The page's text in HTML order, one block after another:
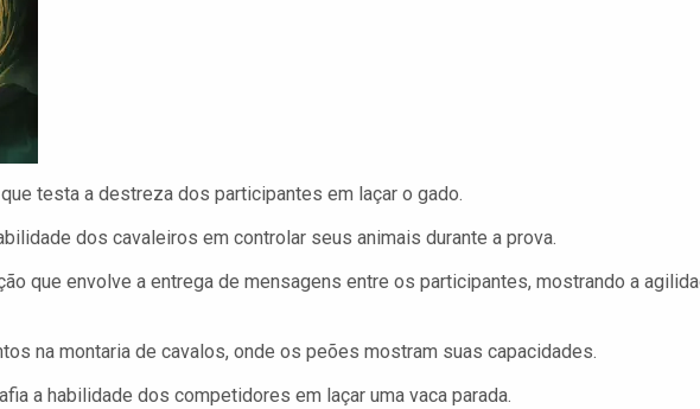
testa a destreza dos participantes em laçar o gado.
dos cavaleiros em controlar seus animais durante a prova.
que envolve a entrega de mensagens entre os participantes, mostrando a
na montaria de cavalos, onde os peões mostram suas capacidades.
a habilidade dos competidores em laçar uma vaca parada.